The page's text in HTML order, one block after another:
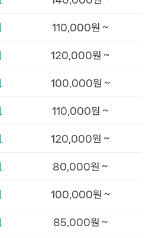
110,000원 ~
120,000원 ~
100,000원 ~
110,000원 ~
120,000원 ~
80,000원 ~
100,000원 ~
85,000원 ~